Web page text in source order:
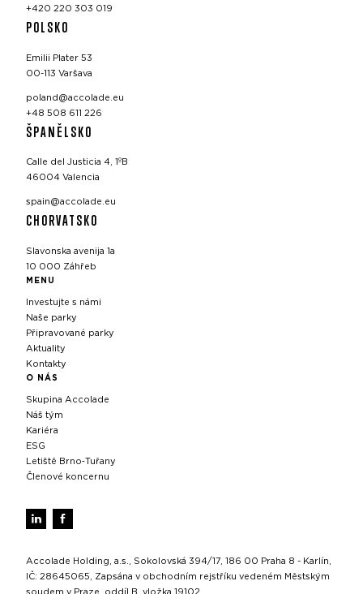
+420 220 303 019
POLSKO
Emilii Plater 53
00-113 Varšava
poland@accolade.eu
+48 508 611 226
ŠPANĚLSKO
Calle del Justicia 4, 1ºB
46004 Valencia
spain@accolade.eu
CHORVATSKO
Slavonska avenija 1a
10 000 Záhřeb
MENU
Investujte s námi
Naše parky
Připravované parky
Aktuality
Kontakty
O NÁS
Skupina Accolade
Náš tým
Kariéra
ESG
Letiště Brno‑Tuřany
Členové koncernu
Accolade Holding, a.s., Sokolovská 394/17, 186 00 Praha 8 - Karlín,
IČ: 28645065, Zapsána v obchodním rejstříku vedeném Městským
soudem v Praze, oddíl B, vložka 19102.